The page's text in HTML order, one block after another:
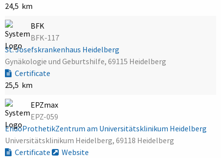
24,5 km
BFK
BFK-117
St. Josefskrankenhaus Heidelberg
Gynäkologie und Geburtshilfe, 69115 Heidelberg
Certificate
25,5 km
EPZmax
EPZ-059
EndoProthetikZentrum am Universitätsklinikum Heidelberg
Universitätsklinikum Heidelberg, 69118 Heidelberg
Certificate
Website